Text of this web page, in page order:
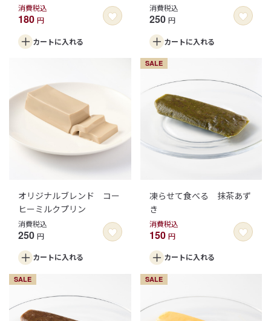
消費税込
180 円
カートに入れる
消費税込
250 円
カートに入れる
オリジナルブレンド コー
ヒーミルクプリン
消費税込
250 円
カートに入れる
SALE
凍らせて食べる 抹茶あず
き
消費税込
150 円
カートに入れる
SALE SALE